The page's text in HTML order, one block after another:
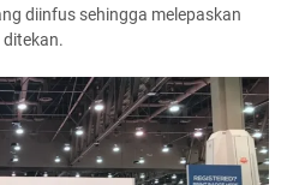
diinfus sehingga melepaskan